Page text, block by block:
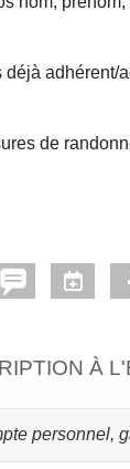
adhérent/
de
À
personnel,